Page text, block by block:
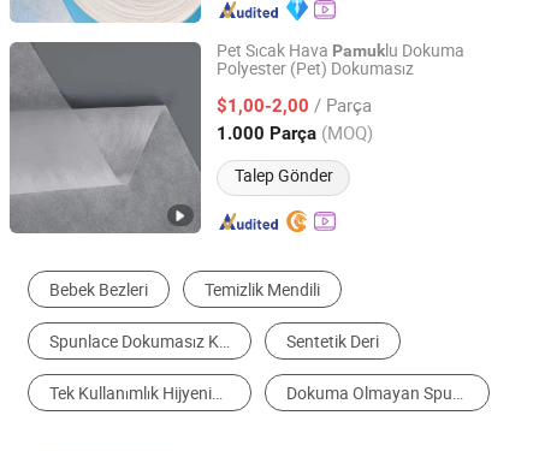
Pet Sıcak Hava Pamuklu Dokuma
Polyester (Pet) Dokumasız
$1,00-2,00 / Parça
1.000 Parça (MOQ)
Talep Gönder
Dalian HLB New Material Technology Co., Ltd
Liaoning, China Fiyat 2025
Bebek Bezleri Temizlik Mendili
Spunlace Dokumasız Kumaş Sentetik Deri
Tek Kullanımlık Hijyenik Ürünler Dokuma Olmayan Spunbond Kumaşı